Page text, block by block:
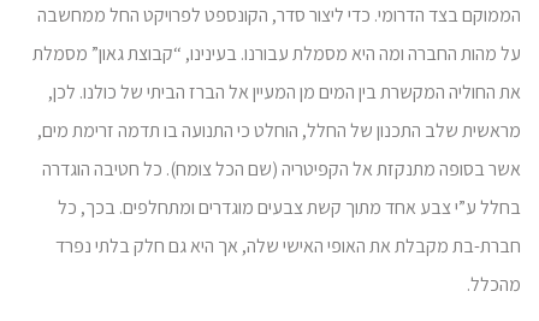
הממוקם בצד הדרומי. כדי ליצור סדר, הקונספט לפרויקט החל ממחשבה
על מהות החברה ומה היא מסמלת עבורנו. בעינינו, “קבוצת גאון” מסמלת
את החוליה המקשרת בין המים מן המעיין אל הברז הביתי של כולנו. לכן,
מראשית שלב התכנון של החלל, הוחלט כי התנועה בו תדמה זרימת מים,
אשר בסופה מתנקזת אל הקפיטריה (שם הכל צומח). כל חטיבה הוגדרה
בחלל ע”י צבע אחד מתוך קשת צבעים מוגדרים ומתחלפים. בכך, כל
חברת-בת מקבלת את האופי האישי שלה, אך היא גם חלק בלתי נפרד
מהכלל.